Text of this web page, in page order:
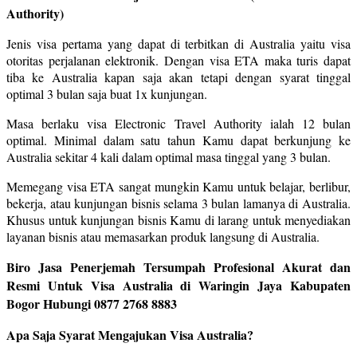
Authority)
Jenis visa pertama yang dapat di terbitkan di Australia yaitu visa
otoritas perjalanan elektronik. Dengan visa ETA maka turis dapat
tiba ke Australia kapan saja akan tetapi dengan syarat tinggal
optimal 3 bulan saja buat 1x kunjungan.
Masa berlaku visa Electronic Travel Authority ialah 12 bulan
optimal. Minimal dalam satu tahun Kamu dapat berkunjung ke
Australia sekitar 4 kali dalam optimal masa tinggal yang 3 bulan.
Memegang visa ETA sangat mungkin Kamu untuk belajar, berlibur,
bekerja, atau kunjungan bisnis selama 3 bulan lamanya di Australia.
Khusus untuk kunjungan bisnis Kamu di larang untuk menyediakan
layanan bisnis atau memasarkan produk langsung di Australia.
Biro Jasa Penerjemah Tersumpah Profesional Akurat dan
Resmi Untuk Visa Australia di Waringin Jaya Kabupaten
Bogor Hubungi 0877 2768 8883
Apa Saja Syarat Mengajukan Visa Australia?